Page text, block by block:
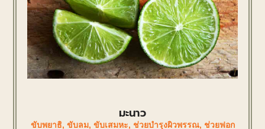
มะนาว
ขับพยาธิ, ขับลม, ขับเสมหะ, ช่วยบำรุงผิวพรรณ, ช่วยฟอก